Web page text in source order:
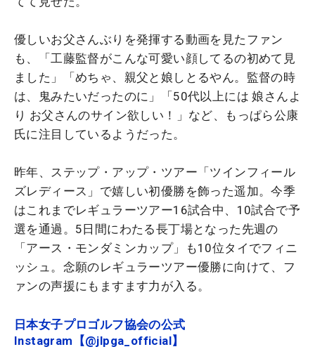
優しいお父さんぶりを発揮する動画を見たファン
も、「工藤監督がこんな可愛い顔してるの初めて見
ました」「めちゃ、親父と娘しとるやん。監督の時
は、鬼みたいだったのに」「50代以上には 娘さんよ
り お父さんのサイン欲しい！」など、もっぱら公康
氏に注目しているようだった。
昨年、ステップ・アップ・ツアー「ツインフィール
ズレディース」で嬉しい初優勝を飾った遥加。今季
はこれまでレギュラーツアー16試合中、10試合で予
選を通過。5日間にわたる長丁場となった先週の
「アース・モンダミンカップ」も10位タイでフィニ
ッシュ。念願のレギュラーツアー優勝に向けて、フ
ァンの声援にもますます力が入る。
日本女子プロゴルフ協会の公式
Instagram【@jlpga_official】